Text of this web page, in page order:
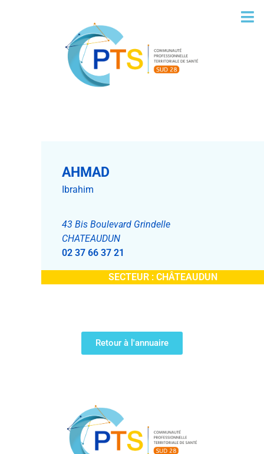
AHMAD
Ibrahim
43 Bis Boulevard Grindelle
CHATEAUDUN
02 37 66 37 21
SECTEUR : CHÂTEAUDUN
Retour à l'annuaire